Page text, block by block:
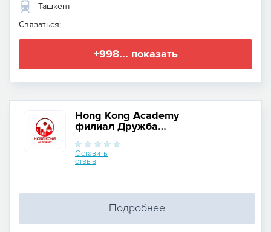
Ташкент
Связаться:
+998... показать
Hong Kong Academy
филиал Дружба
Оставить
отзыв
Подробнее